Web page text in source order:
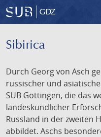
GDZ
Sibirica
Durch Georg von Asch
russischer und
SUB Göttingen, die das
landeskundlicher
Russland in der zweiten
abbildet. Aschs